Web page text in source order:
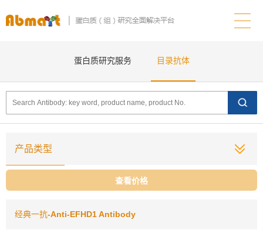
蛋白质研究服务 目录抗体
产品类型
查看价格
经典一抗-Anti-EFHD1 Antibody